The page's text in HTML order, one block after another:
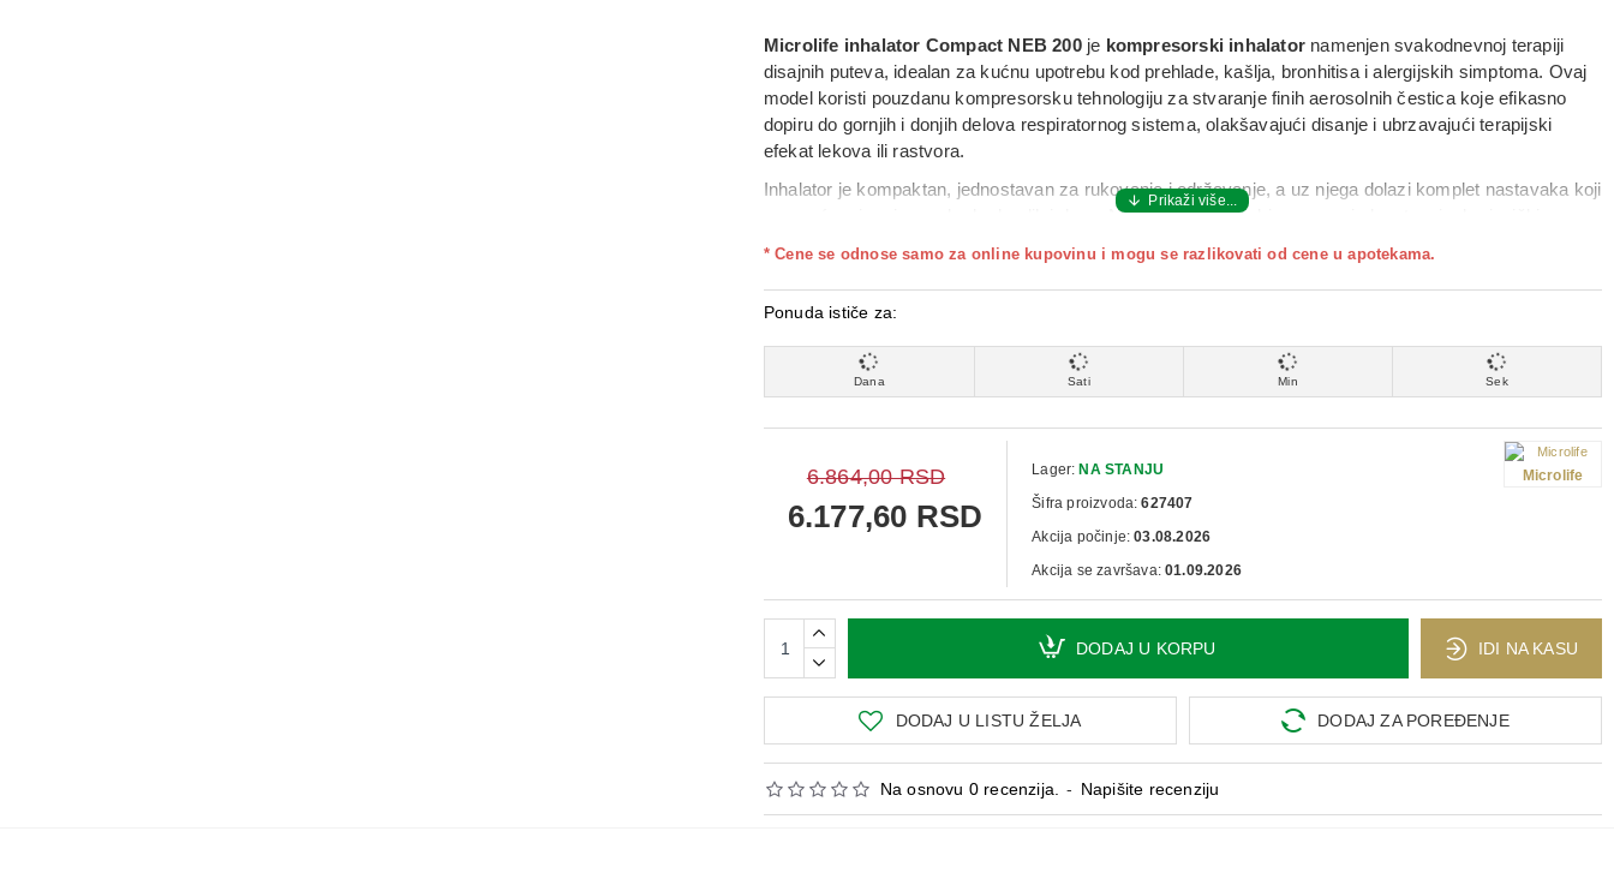
Microlife inhalator Compact NEB 200je kompresorski inhalator namenjen svakodnevnoj terapiji
disajnih puteva, idealan za kućnu upotrebu kod prehlade, kašlja, bronhitisa i alergijskih simptoma. Ovaj
model koristi pouzdanu kompresorsku tehnologiju za stvaranje finih aerosolnih čestica koje efikasno
dopiru do gornjih i donjih delova respiratornog sistema, olakšavajući disanje i ubrzavajući terapijski
efekat lekova ili rastvora.
Inhalator je kompaktan, jednostavan za rukovanje i održavanje, a uz njega dolazi komplet nastavaka koji
omogućavaju primenu kod odraslih i dece. Njegov dizajn kombinovan sa jednostavnim korisničkim
Na osnovu 0 recenzija. - Napišite recenziju
Ponuda ističe za:
Dana Sati Min Sek
* Cene se odnose samo za online kupovinu i mogu se razlikovati od cene u apotekama.
6.177,60 RSD
6.864,00 RSD Lager: NA STANJU
Šifra proizvoda: 627407
Akcija počinje: 03.08.2026
Akcija se završava: 01.09.2026
Microlife
DODAJ U KORPU IDI NA KASU
DODAJ U LISTU ŽELJA DODAJ ZA POREĐENJE